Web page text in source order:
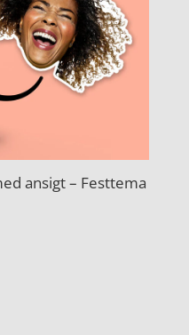
ansigt – Festtema